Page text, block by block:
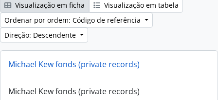
Visualização em ficha
Visualização em tabela
Ordenar por ordem: Código de referência
Direção: Descendente
Michael Kew fonds (private records)
Michael Kew fonds (private records)